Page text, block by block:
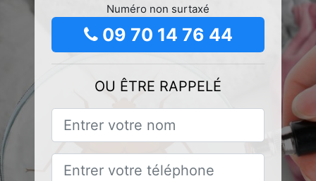
Numéro non surtaxé
09 70 14 76 44
OU ÊTRE RAPPELÉ